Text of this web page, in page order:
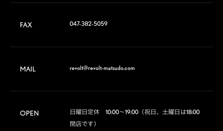
FAX 047-382-5059
MAIL revolt@revolt-matsudo.com
OPEN
日曜日定休　10:00～19:00（祝日、土曜日は18:00
閉店です）